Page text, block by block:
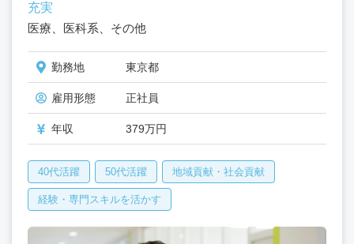
充実
医療、医科系、その他
勤務地 東京都
雇用形態 正社員
年収 379万円
40代活躍 50代活躍 地域貢献・社会貢献
経験・専門スキルを活かす